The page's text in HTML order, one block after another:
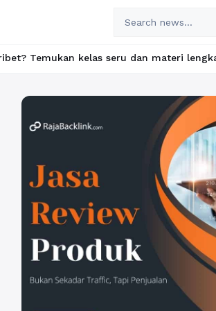
seru dan materi lengkap hanya di